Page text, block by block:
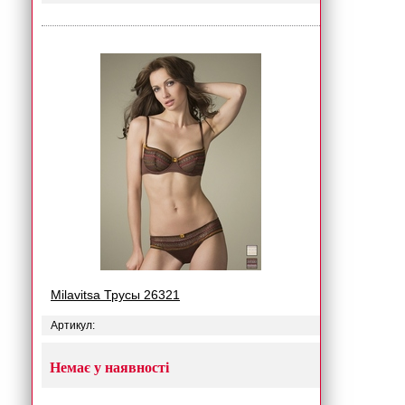
Milavitsa Трусы 26321
Артикул:
Немає у наявності